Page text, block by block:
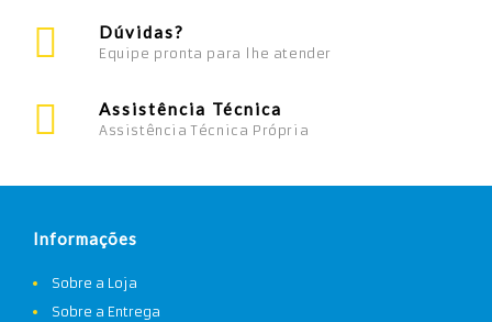
Dúvidas?
Equipe pronta para lhe atender
Assistência Técnica
Assistência Técnica Própria
Informações
Sobre a Loja
Sobre a Entrega